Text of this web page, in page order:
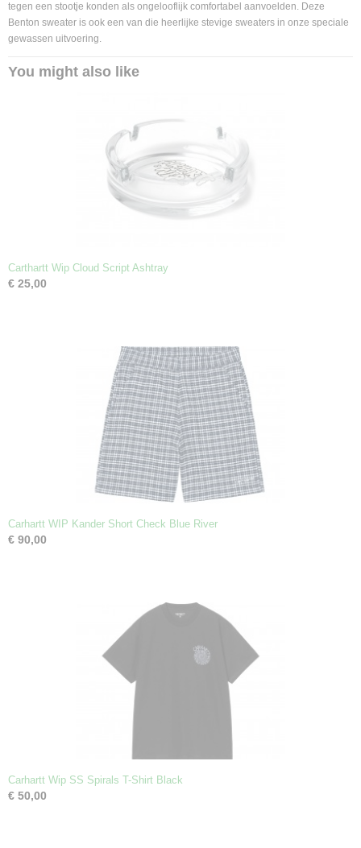
tegen een stootje konden als ongelooflijk comfortabel aanvoelden. Deze
Benton sweater is ook een van die heerlijke stevige sweaters in onze speciale
gewassen uitvoering.
You might also like
Carthartt Wip Cloud Script Ashtray
€ 25,00
Carhartt WIP Kander Short Check Blue River
€ 90,00
Carhartt Wip SS Spirals T-Shirt Black
€ 50,00